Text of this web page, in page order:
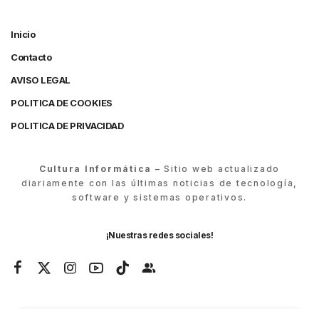
Inicio
Contacto
AVISO LEGAL
POLITICA DE COOKIES
POLITICA DE PRIVACIDAD
Cultura Informática – Sitio web actualizado
diariamente con las últimas noticias de tecnología,
software y sistemas operativos.
¡Nuestras redes sociales!